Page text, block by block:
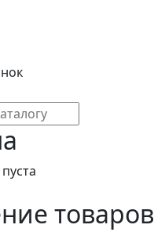
товаров